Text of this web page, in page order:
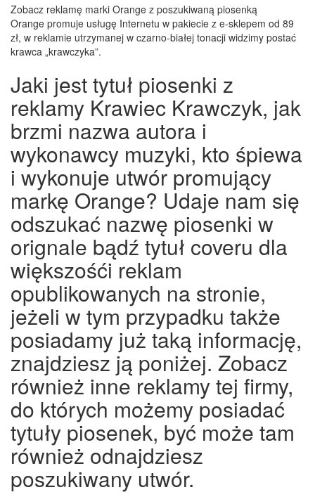
Zobacz reklamę marki Orange z poszukiwaną piosenką
Orange promuje usługę Internetu w pakiecie z e-sklepem od 89
zł, w reklamie utrzymanej w czarno-białej tonacji widzimy postać
krawca „krawczyka”.
Jaki jest tytuł piosenki z
reklamy Krawiec Krawczyk, jak
brzmi nazwa autora i
wykonawcy muzyki, kto śpiewa
i wykonuje utwór promujący
markę Orange? Udaje nam się
odszukać nazwę piosenki w
orignale bądź tytuł coveru dla
większośći reklam
opublikowanych na stronie,
jeżeli w tym przypadku także
posiadamy już taką informację,
znajdziesz ją poniżej. Zobacz
również inne reklamy tej firmy,
do których możemy posiadać
tytuły piosenek, być może tam
również odnajdziesz
poszukiwany utwór.